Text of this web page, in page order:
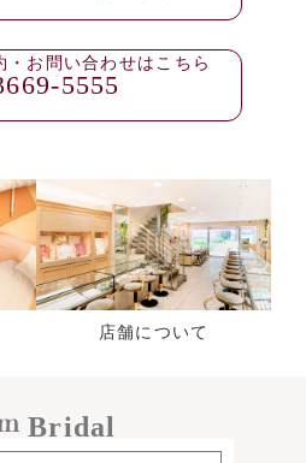
・お問い合わせはこちら
5555
店舗について
Bridal